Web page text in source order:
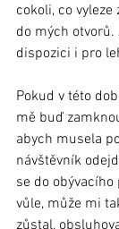
cokoli, co
do mých
dispozici i pro
Pokud v této
mě buď
abych musela
návštěvník
se do
vůle, může mi
zůstal,